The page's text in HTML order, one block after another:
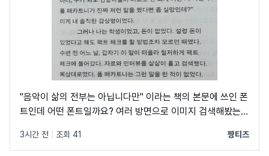
"음악이 삶의 전부는 아닙니다만" 이라는 책의 본문에 쓰인 폰
트인데 어떤 폰트일까요? 여러 방면으로 이미지 검색해봤는데
3시간 전 조회 41 짱티즈